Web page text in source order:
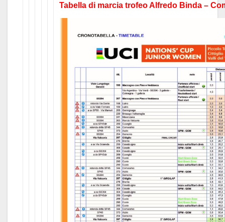
Tabella di marcia trofeo Alfredo Binda –